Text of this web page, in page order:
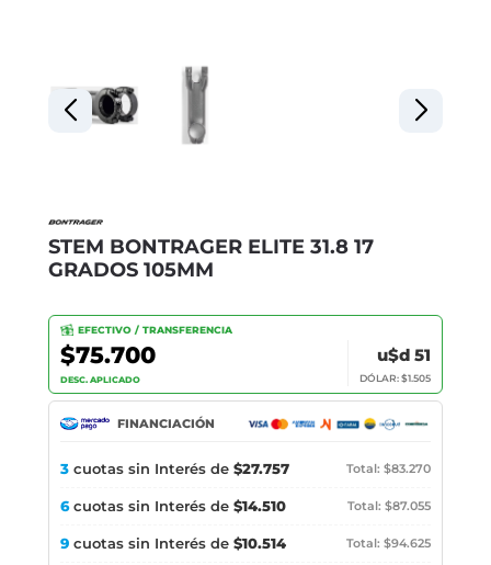
STEM BONTRAGER ELITE 31.8 17
GRADOS 105MM
EFECTIVO / TRANSFERENCIA
$75.700
DESC. APLICADO
u$d 51
DÓLAR: $1.505
FINANCIACIÓN
3 cuotas sin Interés de $27.757 Total: $83.270
6cuotas sin Interés de $14.510 Total: $87.055
9 cuotas sin Interés de $10.514 Total: $94.625